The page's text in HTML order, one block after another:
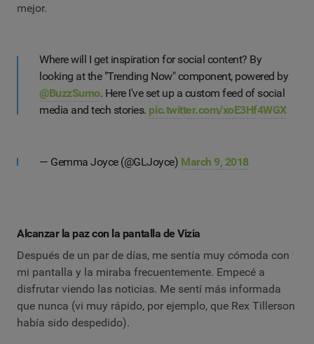
mejor.
Where will I get inspiration for social content? By
looking at the "Trending Now" component, powered by
@BuzzSumo. Here I've set up a custom feed of social
media and tech stories. pic.twitter.com/xoE3Hf4WGX
— Gemma Joyce (@GLJoyce) March 9, 2018
Alcanzar la paz con la pantalla de Vizia
Después de un par de días, me sentía muy cómoda con
mi pantalla y la miraba frecuentemente. Empecé a
disfrutar viendo las noticias. Me sentí más informada
que nunca (vi muy rápido, por ejemplo, que Rex Tillerson
había sido despedido).